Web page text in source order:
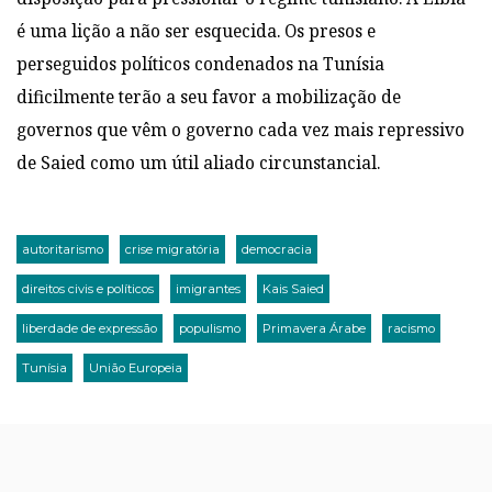
é uma lição a não ser esquecida. Os presos e
perseguidos políticos condenados na Tunísia
dificilmente terão a seu favor a mobilização de
governos que vêm o governo cada vez mais repressivo
de Saied como um útil aliado circunstancial.
autoritarismo crise migratória democracia
direitos civis e políticos imigrantes Kais Saied
liberdade de expressão populismo Primavera Árabe racismo
Tunísia União Europeia